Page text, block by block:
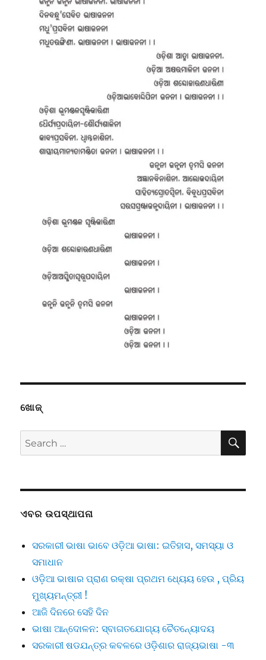
ଖୋଜ୍
Search
for:
ଏବର ଉପସ୍ଥାପନା
ସରକାରୀ ଭାଷା ଭାବେ ଓଡ଼ିଆ ଭାଷା: ଇତିହାସ, ସମସ୍ୟା ଓ
ସମାଧାନ
ଓଡ଼ିଆ ଭାଷାର ପ୍ରାଣ ରକ୍ଷା ପ୍ରଥମ ଧ୍ୟେୟ ହେଉ , ପ୍ରିୟ
ମୁଖ୍ୟମନ୍ତ୍ରୀ !
ଆଜି ଦିନରେ ସେହି ଦିନ
ଭାଷା ଆନ୍ଦୋଳନ: ସ୍ବାଗତଯୋଗ୍ୟ ଚୈତନ୍ୟୋଦୟ
ସରକାରୀ ଷଡଯନ୍ତ୍ର କବଳରେ ଓଡ଼ିଶାର ରାଜ୍ୟଭାଷା -୩